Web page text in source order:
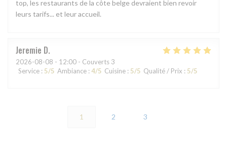
top, les restaurants de la côte belge devraient bien revoir
leurs tarifs... et leur accueil.
Jeremie D
2026-08-08 - 12:00 - Couverts 3
Service : 5/5 Ambiance : 4/5 Cuisine : 5/5 Qualité / Prix : 5/5
1 2 3